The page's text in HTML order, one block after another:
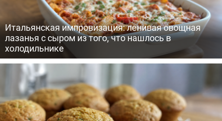
Итальянская импровизация: ленивая овощная
лазанья с сыром из того, что нашлось в
холодильнике